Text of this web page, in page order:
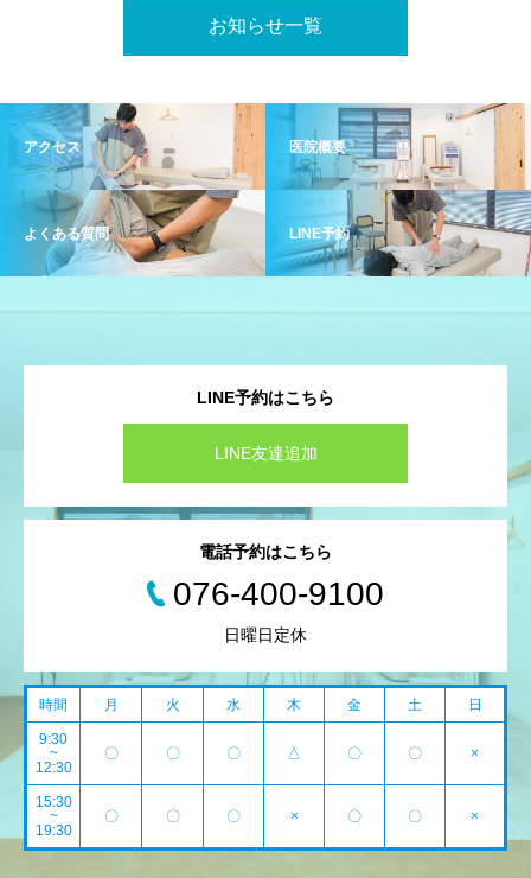
お知らせ一覧
アクセス 医院概要
よくある質問 LINE予約
LINE予約はこちら
LINE友達追加
電話予約はこちら
076-400-9100
日曜日定休
時間 月 火 水 木 金 土 日
9:30
~
12:30
〇 〇 〇 △ 〇 〇 ×
15:30
~
19:30
〇 〇 〇 × 〇 〇 ×